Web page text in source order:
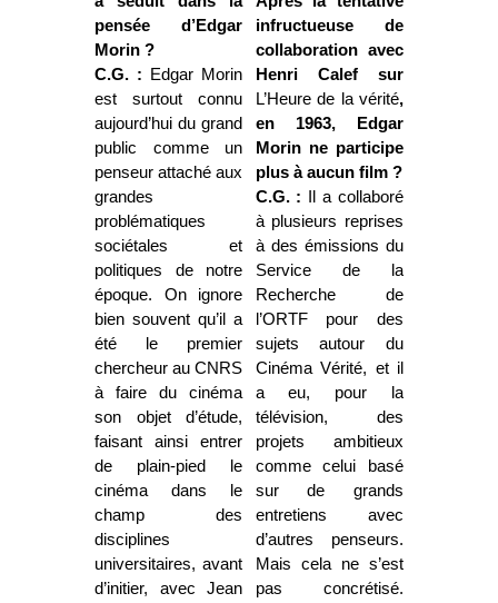
pensée d’Edgar
Morin ?
C.G. : Edgar Morin
est surtout connu
aujourd’hui du grand
public comme un
penseur attaché aux
grandes
problématiques
sociétales et
politiques de notre
époque. On ignore
bien souvent qu’il a
été le premier
chercheur au CNRS
à faire du cinéma
son objet d’étude,
faisant ainsi entrer
de plain-pied le
cinéma dans le
champ des
disciplines
universitaires, avant
d’initier, avec Jean
infructueuse de
collaboration avec
Henri Calef sur
L’Heure de la vérité,
en 1963, Edgar
Morin ne participe
plus à aucun film ?
C.G. : Il a collaboré
à plusieurs reprises
à des émissions du
Service de la
Recherche de
l’ORTF pour des
sujets autour du
Cinéma Vérité, et il
a eu, pour la
télévision, des
projets ambitieux
comme celui basé
sur de grands
entretiens avec
d’autres penseurs.
Mais cela ne s’est
pas concrétisé.